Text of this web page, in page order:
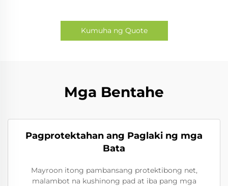
Kumuha ng Quote
Mga Bentahe
Pagprotektahan ang Paglaki ng mga
Bata
Mayroon itong pambansang protektibong net,
malambot na kushinong pad at iba pang mga